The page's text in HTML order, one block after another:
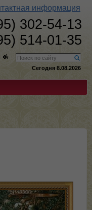
информация
302-54-13
514-01-35
Сегодня 8.08.2026